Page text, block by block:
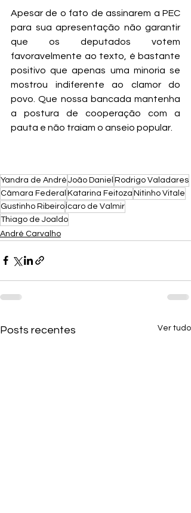
Apesar de o fato de assinarem a PEC
para sua apresentação não garantir
que os deputados votem
favoravelmente ao texto, é bastante
positivo que apenas uma minoria se
mostrou indiferente ao clamor do
povo. Que nossa bancada mantenha
a postura de cooperação com a
pauta e não traiam o anseio popular.
Yandra de André João Daniel Rodrigo Valadares
Câmara Federal Katarina Feitoza Nitinho Vitale
Gustinho RibeiroÍcaro de Valmir
Thiago de Joaldo
André Carvalho
Posts recentes Ver tudo